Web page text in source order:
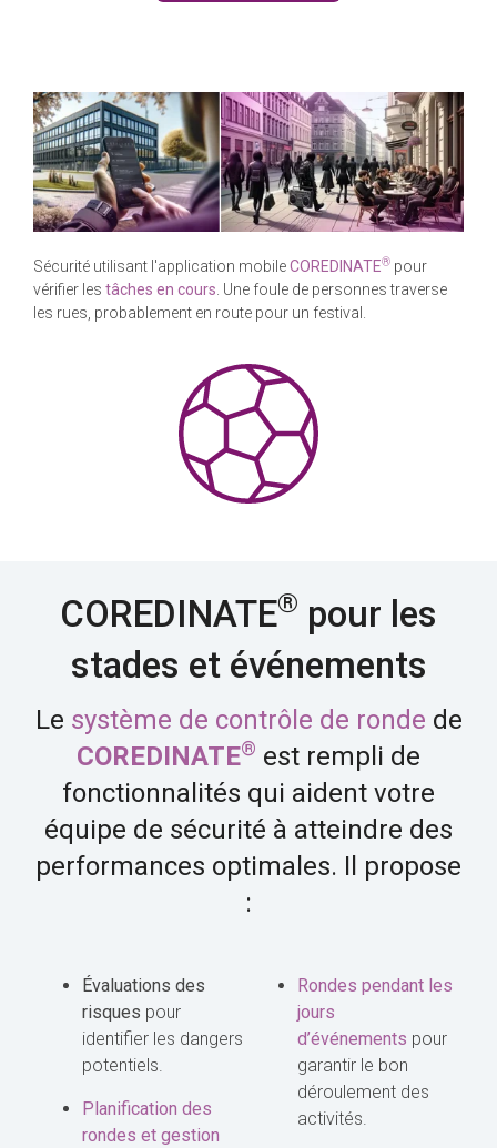
Sécurité utilisant l'application mobileCOREDINATE® pour
vérifier les tâches en cours . Une foule de personnes traverse
les rues, probablement en route pour un festival.
COREDINATE® pour les
stades et événements
Le système de contrôle de ronde de
COREDINATE® est rempli de
fonctionnalités qui aident votre
équipe de sécurité à atteindre des
performances optimales. Il propose
:
Évaluations des
risques pour
identifier les dangers
potentiels.
Planification des
rondes et gestion
Rondes pendant les
jours
d’événements pour
garantir le bon
déroulement des
activités.